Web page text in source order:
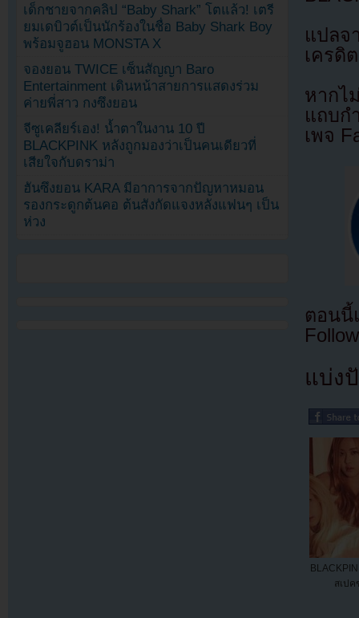
แปล
เครดิ
หากไ
แถบก
เพจ
ตอนนี้
แบ่ง
สเปค
เด็กชายจากคลิป “Baby Shark” โตแล้ว! เตรี
ยมเดบิวต์เป็นนักร้องในชื่อ Baby Shark Boy
พร้อมจูฮอน MONSTA X
จองยอน TWICE เซ็นสัญญา Baro
Entertainment เดินหน้าสายการแสดงร่วม
ค่ายพี่สาว กงซึงยอน
จีซูเคลียร์เอง! น้ำตาในงาน 10 ปี
BLACKPINK หลังถูกมองว่าเป็นคนเดียวที่
เสียใจกับดราม่า
ฮันซึงยอน KARA มีอาการจากปัญหาหมอน
รองกระดูกต้นคอ ต้นสังกัดแจงหลังแฟนๆ เป็น
ห่วง